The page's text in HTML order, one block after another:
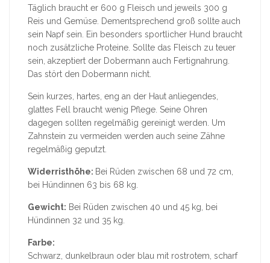
Täglich braucht er 600 g Fleisch und jeweils 300 g
Reis und Gemüse. Dementsprechend groß sollte auch
sein Napf sein. Ein besonders sportlicher Hund braucht
noch zusätzliche Proteine. Sollte das Fleisch zu teuer
sein, akzeptiert der Dobermann auch Fertignahrung.
Das stört den Dobermann nicht.
Sein kurzes, hartes, eng an der Haut anliegendes,
glattes Fell braucht wenig Pflege. Seine Ohren
dagegen sollten regelmäßig gereinigt werden. Um
Zahnstein zu vermeiden werden auch seine Zähne
regelmäßig geputzt.
Widerristhöhe: Bei Rüden zwischen 68 und 72 cm,
bei Hündinnen 63 bis 68 kg.
Gewicht: Bei Rüden zwischen 40 und 45 kg, bei
Hündinnen 32 und 35 kg.
Farbe:
Schwarz, dunkelbraun oder blau mit rostrotem, scharf